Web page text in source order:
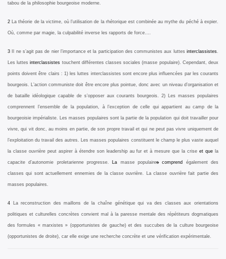
tabou de la philosophie bourgeoise moderne.
2 La théorie de la victime, où l’utilisation de la rhétorique est combinée au mythe du péché à expier.
Où, comme par magie, la culpabilité inverse les rapports de force….
3 Il ne s’agit pas de nier l’importance et la participation des communistes aux luttes interclassistes.
Les luttesinterclassistes touchent différentes classes sociales (masse populaire). Cependant, deux
points doivent être clairs : 1) les luttes interclassistes sont encore plus influencées par les courants
bourgeois. L’action communiste doit être encore plus pointue, donc avec un niveau d’organisation et
de bataille idéologique capable de s’opposer aux courants bourgeois. 2) Les masses populaires
comprennent l’ensemble de la population, à l’exception de celle qui appartient au camp de la
bourgeoisie impérialiste. Les masses populaires sont la partie de la population qui doit travailler pour
vivre, qui vit donc, au moins en partie, de son propre travail et qui ne peut pas vivre uniquement de
l’exploitation du travail des autres. Les masses populaires constituent le champ le plus vaste auquel
la classe ouvrière peut aspirer à étendre son leadership au fur et à mesure que la criseet que la
capacite d’autonomie proletarienne progresse. La masse populaires comprend également des
classes qui sont actuellement ennemies de la classe ouvrière. La classe ouvrière fait partie des
masses populaires.
4 La reconstruction des maillons de la chaîne génétique qui va des classes aux orientations
politiques et culturelles concrètes convient mal à la paresse mentale des répétiteurs dogmatiques
des formules « marxistes » (opportunistes de gauche) et des succubes de la culture bourgeoise
(opportunistes de droite), car elle exige une recherche concrète et une vérification expérimentale.